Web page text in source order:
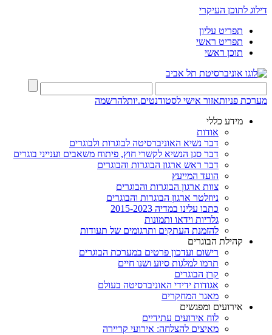
דילוג לתוכן העיקרי
תפריט עליון
תפריט ראשי
תוכן ראשי
מערכת פניותאזור אישי לסטודנטים.יותלהרשמה
מידע כללי
אודות
דבר נשיא האוניברסיטה לבוגרות ולבוגרים
דבר סגן הנשיא לקשרי חוץ, פיתוח משאבים וענייני בוגרים
דבר ראש ארגון הבוגרות והבוגרים
הועד המייעץ
צוות ארגון הבוגרות והבוגרים
ניוזלטר ארגון הבוגרות והבוגרים
כתבו עלינו במדיה 2015-2023
גלריות וידאו ותמונות
להזמנת העתקים ותרגומים של תעודות
קהילת הבוגרים
רישום ועדכון פרטים במערכת הבוגרים
תרמו למלגות סיוע ושנו חיים
קרן הבוגרים
אגודות ידידי האוניברסיטה בעולם
מאגר המחקרים
אירועים ומפגשים
לוח אירועים עתידיים
מאיצים להצלחה: אירועי קריירה